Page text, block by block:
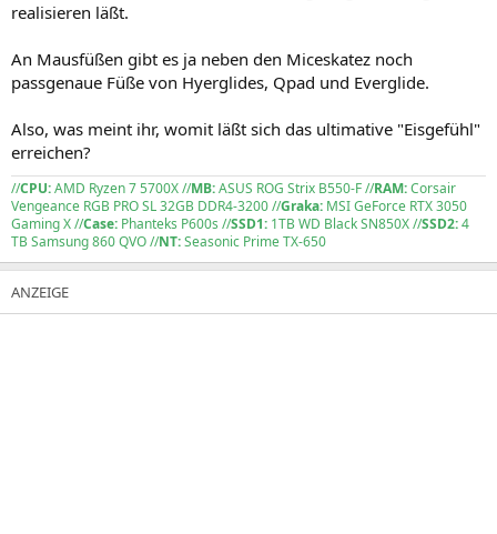
realisieren läßt.
An Mausfüßen gibt es ja neben den Miceskatez noch
passgenaue Füße von Hyerglides, Qpad und Everglide.
Also, was meint ihr, womit läßt sich das ultimative "Eisgefühl"
erreichen?
//CPU:AMD Ryzen 7 5700X //MB:ASUS ROG Strix B550-F //RAM:Corsair
Vengeance RGB PRO SL 32GB DDR4-3200 //Graka: MSI GeForce RTX 3050
Gaming X //Case: Phanteks P600s //SSD1: 1TB WD Black SN850X //SSD2:4
TB Samsung 860 QVO //NT:Seasonic Prime TX-650